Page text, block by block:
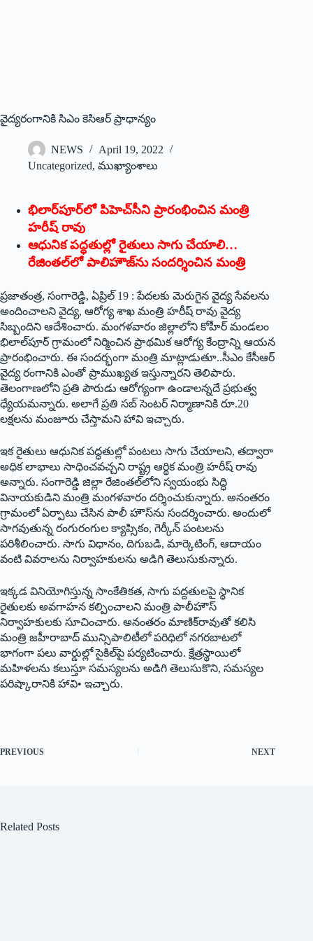
వైద్యరంగానికి సిఎం కెసిఆర్‌ ‌ప్రాధాన్యం
NEWS
April 19, 2022
Uncategorized, ముఖ్యాంశాలు
భిలార్‌పూర్‌లో పిహెచ్‌సీని ప్రారంభించిన మంత్రి
హరీష్‌ ‌రావు
ఆధునిక పద్ధతుల్లో రైతులు సాగు చేయాలి…
రేజింతల్‌లో పాలిహౌజ్‌ను సందర్శించిన మంత్రి
ప్రజాతంత్ర, సంగారెడ్డి, ఏప్రిల్‌ 19 : ‌పేదలకు మెరుగైన వైద్య సేవలను
అందించాలని వైద్య, ఆరోగ్య శాఖ మంత్రి హరీష్‌ ‌రావు వైద్య
సిబ్బందిని ఆదేశించారు. మంగళవారం జిల్లాలోని కోహీర్‌ ‌మండలం
భిలాల్‌పూర్‌ ‌గ్రామంలో నిర్మించిన ప్రాథమిక ఆరోగ్య కేంద్రాన్ని ఆయన
ప్రారంభించారు. ఈ సందర్భంగా మంత్రి మాట్లాడుతూ..సీఎం కేసీఆర్‌
‌వైద్య రంగానికి ఎంతో ప్రాముఖ్యత ఇస్తున్నారని తెలిపారు.
తెలంగాణలోని ప్రతి పౌరుడు ఆరోగ్యంగా ఉండాలన్నదే ప్రభుత్వ
ధ్యేయమన్నారు. అలాగే ప్రతి సబ్‌ ‌సెంటర్‌ ‌నిర్మాణానికి రూ.20
లక్షలను మంజూరు చేస్తామని హావి ఇచ్చారు.
ఇక రైతులు ఆధునిక పద్ధతుల్లో పంటలు సాగు చేయాలని, తద్వారా
అధిక లాభాలు సాధించవచ్చని రాష్ట్ర ఆర్థిక మంత్రి హరీష్‌ ‌రావు
అన్నారు. సంగారెడ్డి జిల్లా రేజింతల్‌లోని స్వయంభు సిద్ధి
వినాయకుడిని మంత్రి మంగళవారం దర్శించుకున్నారు. అనంతరం
గ్రామంలో ఏర్పాటు చేసిన పాలీ హౌస్‌ను సందర్శించారు. అందులో
సాగవుతున్న రంగురంగుల క్యాప్సికం, గెర్కీన్‌ ‌పంటలను
పరిశీలించారు. సాగు విధానం, దిగుబడి, మార్కెటింగ్‌, ఆదాయం
వంటి వివరాలను నిర్వాహకులను అడిగి తెలుసుకున్నారు.
ఇక్కడ వినియోగిస్తున్న సాంకేతికత, సాగు పద్దతులపై స్థానిక
రైతులకు అవగాహన కల్పించాలని మంత్రి పాలీహౌస్‌
‌నిర్వాహకులకు సూచించారు. అనంతరం మాణిక్‌రావుతో కలిసి
మంత్రి జహీరాబాద్‌ ‌మున్సిపాలిటీలో పరిధిలో నగరబాటలో
భాగంగా పలు వార్డుల్లో సైకిల్‌పై పర్యటించారు. క్షేత్రస్థాయిలో
మహిళలను కలుస్తూ సమస్యలను అడిగి తెలుసుకొని, సమస్యల
పరిష్కారానికి హావి• ఇచ్చారు.
PREVIOUS NEXT
Related Posts